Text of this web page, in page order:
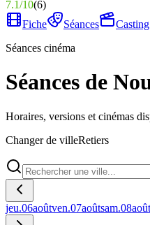
7.1/10(6)
Fiche
Séances Casting
Séances cinéma
Séances de
Horaires, versions et cinémas
Changer de villeRetiers
jeu.06aoûtven.07aoûtsam.08août